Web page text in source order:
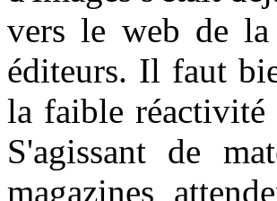
vers le web de la
éditeurs. Il faut
la faible réactivité
S'agissant de
magazines